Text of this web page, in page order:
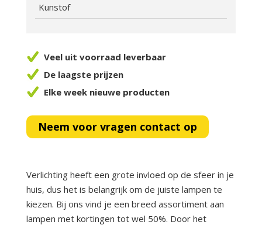
Kunstof
Veel uit voorraad leverbaar
De laagste prijzen
Elke week nieuwe producten
Neem voor vragen contact op
Verlichting heeft een grote invloed op de sfeer in je
huis, dus het is belangrijk om de juiste lampen te
kiezen. Bij ons vind je een breed assortiment aan
lampen met kortingen tot wel 50%. Door het